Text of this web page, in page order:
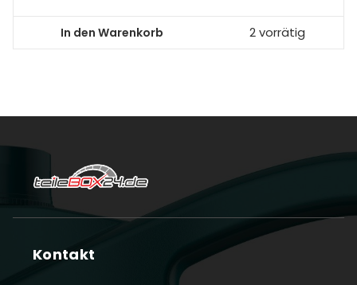
In den Warenkorb 2 vorrätig
Kontakt